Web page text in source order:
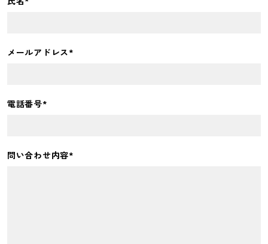
メールアドレス*
電話番号*
問い合わせ内容*